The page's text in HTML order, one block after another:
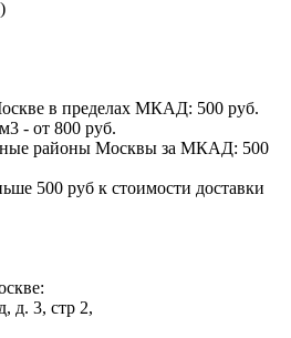
в пределах МКАД: 500 руб.
- от 800 руб.
районы Москвы за МКАД: 500
500 руб к стоимости доставки
д. 3, стр 2,